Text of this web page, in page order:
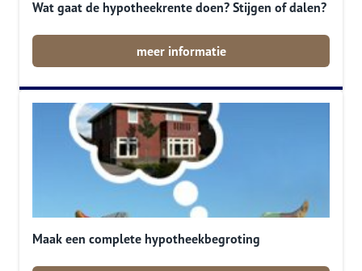
Wat gaat de hypotheekrente doen? Stijgen of dalen?
meer informatie
Maak een complete hypotheekbegroting